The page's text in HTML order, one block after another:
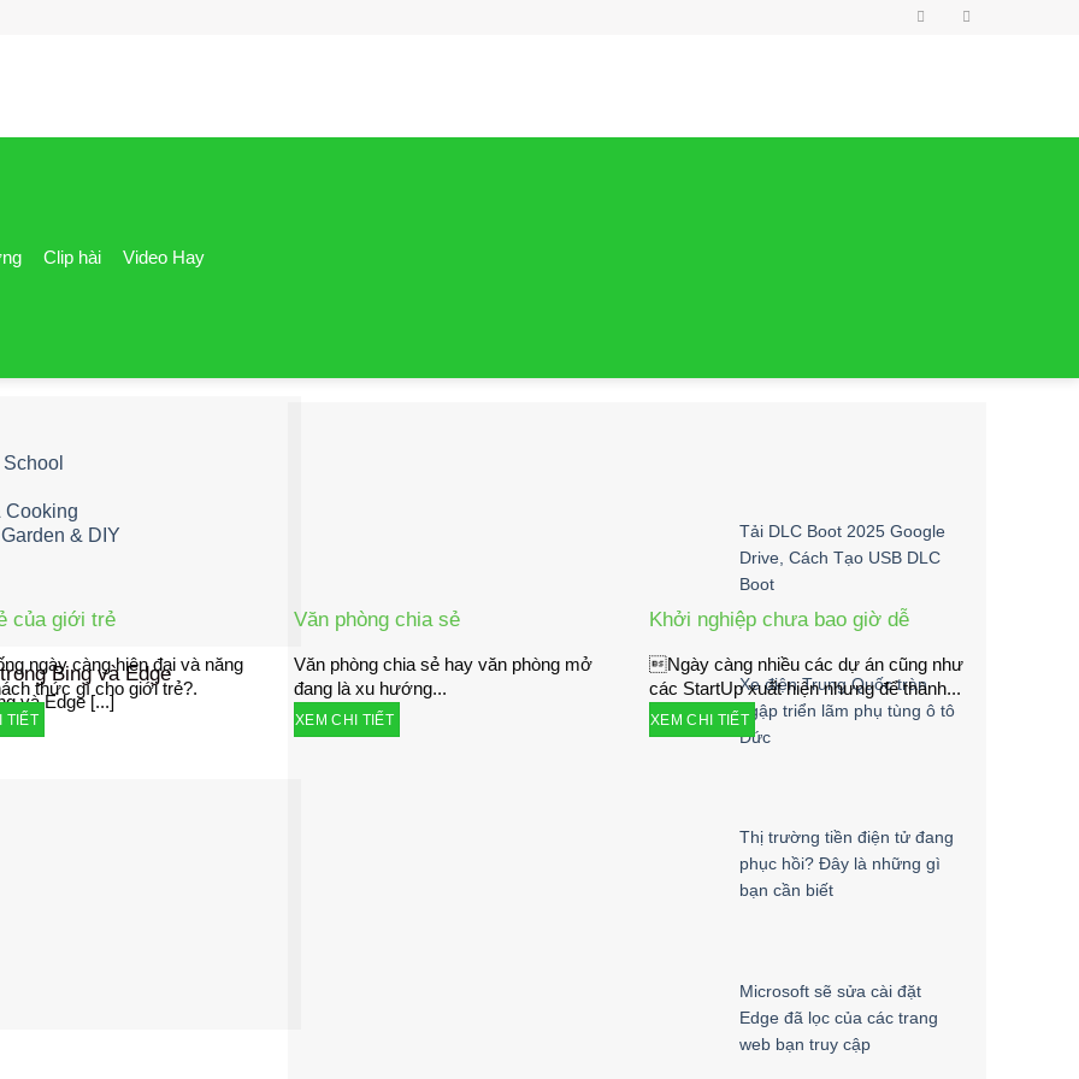
của giới trẻ
ngày càng hiện đại và năng
thức gì cho giới trẻ?.
TIẾT
Văn phòng chia sẻ
Văn phòng chia sẻ hay văn phòng mở
đang là xu hướng...
XEM CHI TIẾT
Khởi nghiệp chưa bao giờ dễ
Ngày càng nhiều các dự án cũng như
các StartUp xuất hiện nhưng để thành...
XEM CHI TIẾT
Clip hài Video Hay
Cooking
& DIY
Bing và Edge
và Edge [...]
Tải DLC Boot 2025 Google
Drive, Cách Tạo USB DLC
Boot
Xe điện Trung Quốc tràn
ngập triển lãm phụ tùng ô tô
Đức
Thị trường tiền điện tử đang
phục hồi? Đây là những gì
bạn cần biết
Microsoft sẽ sửa cài đặt
Edge đã lọc của các trang
web bạn truy cập